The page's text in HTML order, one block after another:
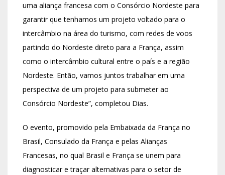
uma aliança francesa com o Consórcio Nordeste para
garantir que tenhamos um projeto voltado para o
intercâmbio na área do turismo, com redes de voos
partindo do Nordeste direto para a França, assim
como o intercâmbio cultural entre o país e a região
Nordeste. Então, vamos juntos trabalhar em uma
perspectiva de um projeto para submeter ao
Consórcio Nordeste”, completou Dias.
O evento, promovido pela Embaixada da França no
Brasil, Consulado da França e pelas Alianças
Francesas, no qual Brasil e França se unem para
diagnosticar e traçar alternativas para o setor de